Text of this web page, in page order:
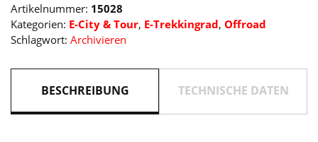
625
Allroad
Menge
Artikelnummer: 15028
Kategorien: E-City & Tour, E-Trekkingrad, Offroad
Schlagwort: Archivieren
BESCHREIBUNG TECHNISCHE DATEN